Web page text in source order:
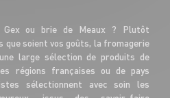
ou brie de Meaux ? Plutôt
que soient vos goûts, la fromagerie
large sélection de produits de
régions françaises ou de pays
sélectionnent avec soin les